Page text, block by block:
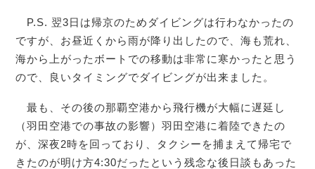
P.S. 翌3日は帰京のためダイビングは行わなかったの
ですが、お昼近くから雨が降り出したので、海も荒れ、
海から上がったボートでの移動は非常に寒かったと思う
ので、良いタイミングでダイビングが出来ました。
最も、その後の那覇空港から飛行機が大幅に遅延し
（羽田空港での事故の影響）羽田空港に着陸できたの
が、深夜2時を回っており、タクシーを捕まえて帰宅で
きたのが明け方4:30だったという残念な後日談もあった